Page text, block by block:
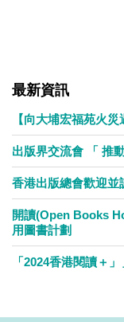
最新資訊
【向大埔宏福苑火
出版界交流會 「 推
香港出版總會歡迎並
開讀(Open Books
用圖書計劃
「2024香港閱讀＋